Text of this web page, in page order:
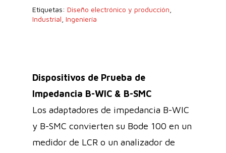
Etiquetas: Diseño electrónico y producción
Industrial Ingeniería
Dispositivos de Prueba de
Impedancia B-WIC & B-SMC
Los adaptadores de impedancia B-WIC
y B-SMC convierten su Bode 100 en un
medidor de LCR o un analizador de